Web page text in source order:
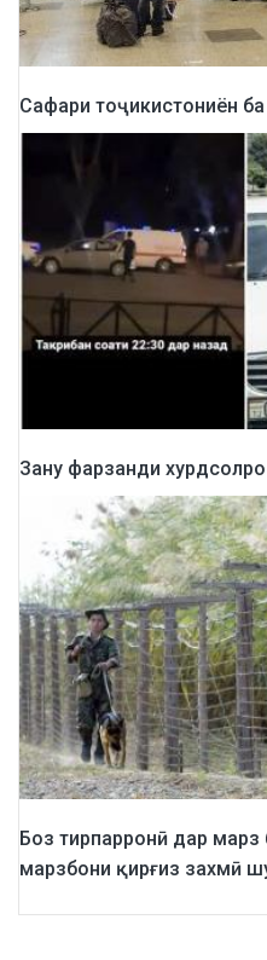
Сафари тоҷикистониён
Зану фарзанди
Боз тирпарронӣ дар марз
марзбони қирғиз захмӣ